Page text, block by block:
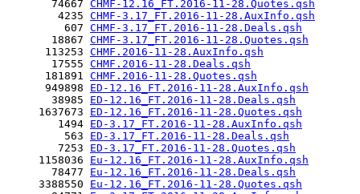
       74667
CHMF-12.16_FT.2016-11-28.Quotes.qsh
        4235
CHMF-3.17_FT.2016-11-28.AuxInfo.qsh
         607
CHMF-3.17_FT.2016-11-28.Deals.qsh
       18867
CHMF-3.17_FT.2016-11-28.Quotes.qsh
      113253
CHMF.2016-11-28.AuxInfo.qsh
       17555
CHMF.2016-11-28.Deals.qsh
      181891
CHMF.2016-11-28.Quotes.qsh
      949898
ED-12.16_FT.2016-11-28.AuxInfo.qsh
       38985
ED-12.16_FT.2016-11-28.Deals.qsh
     1637673
ED-12.16_FT.2016-11-28.Quotes.qsh
        1494
ED-3.17_FT.2016-11-28.AuxInfo.qsh
         563
ED-3.17_FT.2016-11-28.Deals.qsh
        7253
ED-3.17_FT.2016-11-28.Quotes.qsh
     1158036
Eu-12.16_FT.2016-11-28.AuxInfo.qsh
       78477
Eu-12.16_FT.2016-11-28.Deals.qsh
     3388550
Eu-12.16_FT.2016-11-28.Quotes.qsh